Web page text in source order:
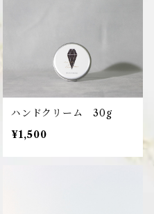
ハンドクリーム 30g
¥1,500